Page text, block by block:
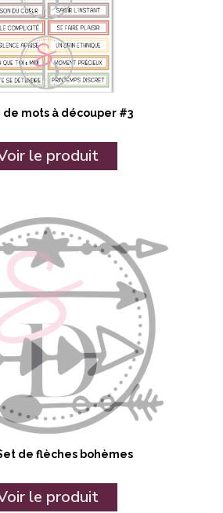
de mots à découper #3
le produit
de flèches bohèmes
le produit